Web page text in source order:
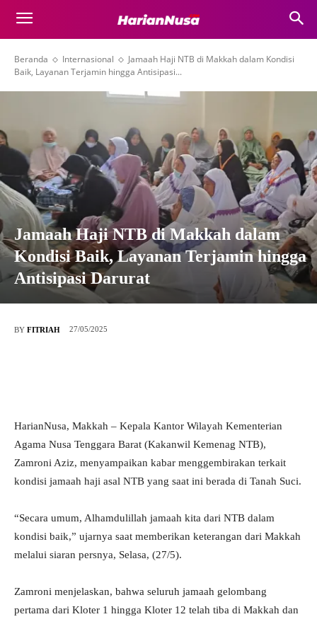
Beranda Internasional
Jamaah Haji NTB di Makkah dalam Kondisi
Baik, Layanan Terjamin hingga Antisipasi...
Jamaah Haji NTB di Makkah dalam
Kondisi Baik, Layanan Terjamin hingga
Antisipasi Darurat
BY FITRIAH 27/05/2025
HarianNusa, Makkah – Kepala Kantor Wilayah Kementerian
Agama Nusa Tenggara Barat (Kakanwil Kemenag NTB),
Zamroni Aziz, menyampaikan kabar menggembirakan terkait
kondisi jamaah haji asal NTB yang saat ini berada di Tanah Suci.
“Secara umum, Alhamdulillah jamaah kita dari NTB dalam
kondisi baik,” ujarnya saat memberikan keterangan dari Makkah
melalui siaran persnya, Selasa, (27/5).
Zamroni menjelaskan, bahwa seluruh jamaah gelombang
pertama dari Kloter 1 hingga Kloter 12 telah tiba di Makkah dan